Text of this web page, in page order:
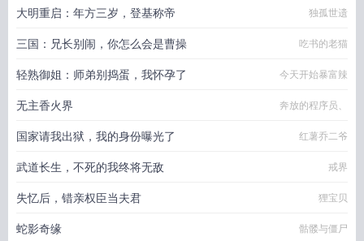
大明重启：年方三岁，登基称帝 独孤世遗
三国：兄长别闹，你怎么会是曹操 吃书的老猫
轻熟御姐：师弟别捣蛋，我怀孕了 今天开始暴富辣
无主香火界 奔放的程序员、
国家请我出狱，我的身份曝光了 红薯乔二爷
武道长生，不死的我终将无敌 戒界
失忆后，错亲权臣当夫君 狸宝贝
蛇影奇缘 骷髅与僵尸